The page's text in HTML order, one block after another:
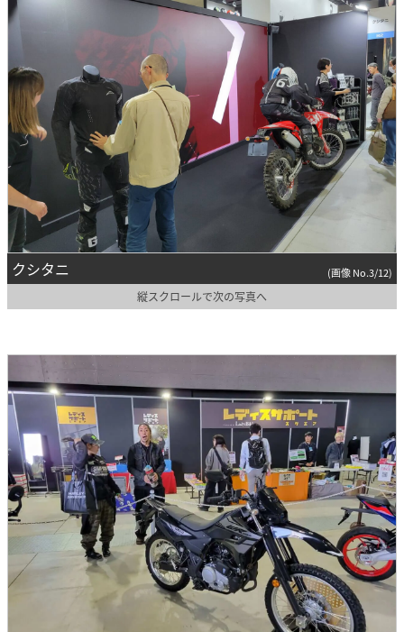
クシタニ (画像 No.3/12)
縦スクロールで次の写真へ